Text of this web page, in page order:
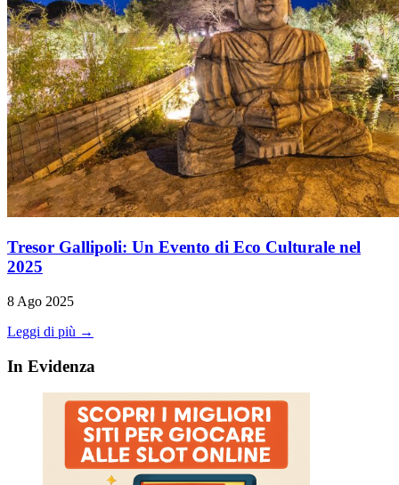
Tresor Gallipoli: Un Evento di Eco Culturale nel
2025
8 Ago 2025
Leggi di più →
In Evidenza